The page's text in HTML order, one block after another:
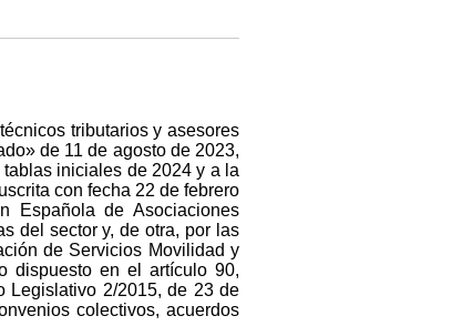
tributarios y asesores
de 11 de agosto de 2023,
iniciales de 2024 y a la
con fecha 22 de febrero
Española de Asociaciones
del sector y, de otra, por las
de Servicios Movilidad y
dispuesto en el artículo 90,
Legislativo 2/2015, de 23 de
colectivos, acuerdos